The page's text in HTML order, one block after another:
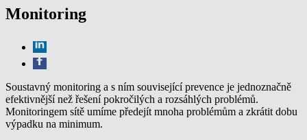
Monitoring
Soustavný monitoring a s ním související prevence je jednoznačně
efektivnější než řešení pokročilých a rozsáhlých problémů.
Monitoringem sítě umíme předejít mnoha problémům a zkrátit dobu
výpadku na minimum.